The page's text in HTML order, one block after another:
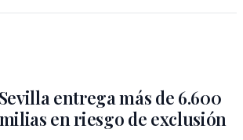
entrega más de 6.600
en riesgo de exclusión